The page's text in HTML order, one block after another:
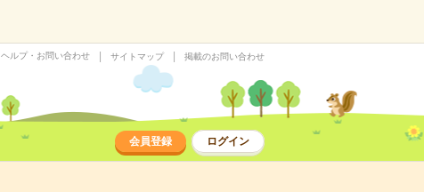
ヘルプ・お問い合わせ サイトマップ 掲載のお問い合わせ
会員登録 ログイン